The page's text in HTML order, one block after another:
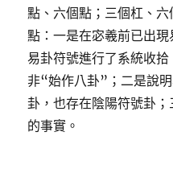
點、六個點；三個杠、
點：一是在宓羲前已出
易卦符號進行了系統收
非“始作八卦”；二是說
卦，也存在陰陽符號卦
的事實。